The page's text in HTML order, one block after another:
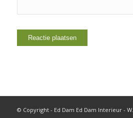
© Copyright - Ed Dam Ed Dam Interieur -